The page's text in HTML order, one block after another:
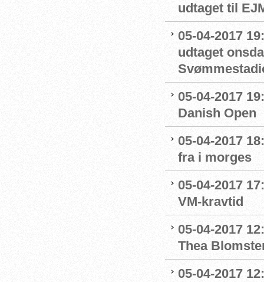
udtaget til
05-04-2017
udtaget
05-04-2017
Danish Open
05-04-2017
fra i morges
05-04-2017
VM-kravtid
05-04-2017
Thea
05-04-2017